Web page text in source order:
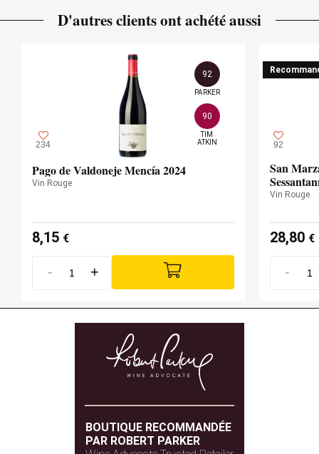
D'autres clients ont achété aussi
234
92
PARKER
90
TIM
ATKIN
Pago de Valdoneje Mencía 2024
Vin Rouge
8,15 €
- +
92
San
Vin Rouge
28,80 €
-
BOUTIQUE RECOMMANDÉE
PAR ROBERT PARKER